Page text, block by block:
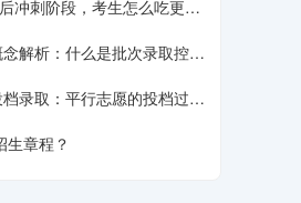
冲刺阶段，考生怎么吃更营
解析：什么是批次录取控制
录取：平行志愿的投档过程
生章程？